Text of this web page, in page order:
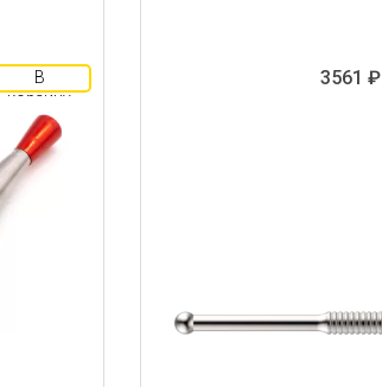
В
корзину
3561 ₽